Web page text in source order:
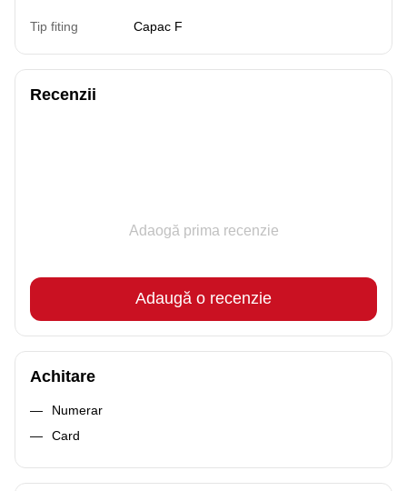
Tip fiting Capac F
Recenzii
Adaogă prima recenzie
Adaugă o recenzie
Achitare
Numerar
Card